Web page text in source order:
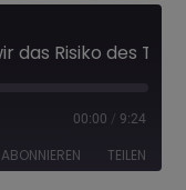
00:00 / 9:24
ABONNIEREN TEILEN